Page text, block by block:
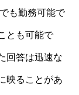
も勤務可能で
とも可能で
回答は迅速な
映ることがあ